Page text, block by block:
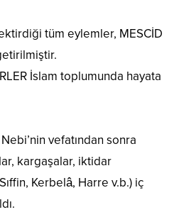
tüm eylemler, MESCİD
İslam toplumunda hayata
vefatından sonra
kargaşalar, iktidar
Kerbelâ, Harre v.b.) iç